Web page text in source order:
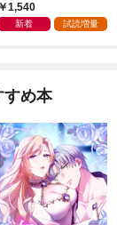
て迎えられました～無
と捨てられた私、ど
1,540
新着 試読増量
すめ本